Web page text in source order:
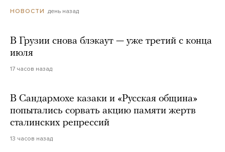
НОВОСТИ день назад
В Грузии снова блэкаут — уже третий с конца
июля
17 часов назад
В Сандармохе казаки и «Русская община»
попытались сорвать акцию памяти жертв
сталинских репрессий
13 часов назад